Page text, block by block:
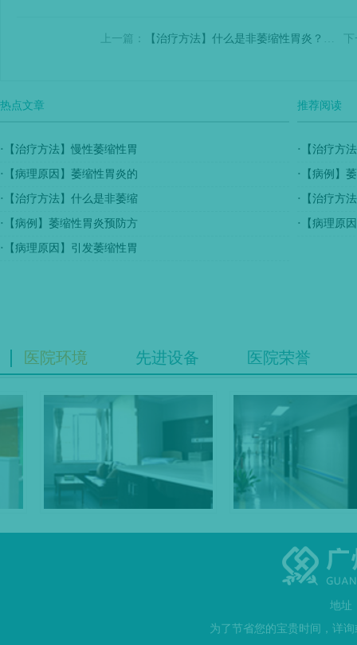
上一篇： 【治疗方法】什么是非萎缩性胃炎？该如何治疗？
热点文章
· 【治疗方法】慢性萎缩性胃
· 【病理原因】萎缩性胃炎的
· 【治疗方法】什么是非萎缩
· 【病例】萎缩性胃炎预防方
· 【病理原因】引发萎缩性胃
推荐阅读
· 【治疗方
· 【病例】
· 【治疗方
· 【病理原
医院环境 先进设备 医院荣誉
地址
为了节省您的宝贵时间，详